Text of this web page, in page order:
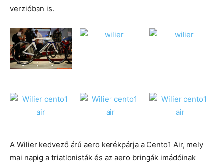
verzióban is.
A Wilier kedvező árú aero kerékpárja a Cento1 Air, mely
mai napig a triatlonisták és az aero bringák imádóinak